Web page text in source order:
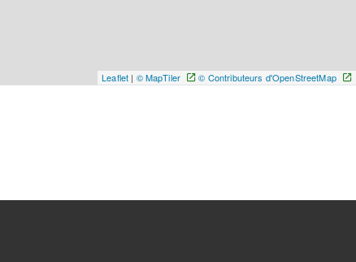
Leaflet | © MapTiler © Contributeurs d'OpenStreetMap